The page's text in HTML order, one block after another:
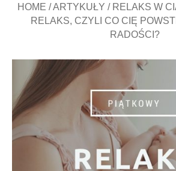
HOME / ARTYKUŁY / RELAKS W
RELAKS, CZYLI CO CIĘ
RADOŚCI?